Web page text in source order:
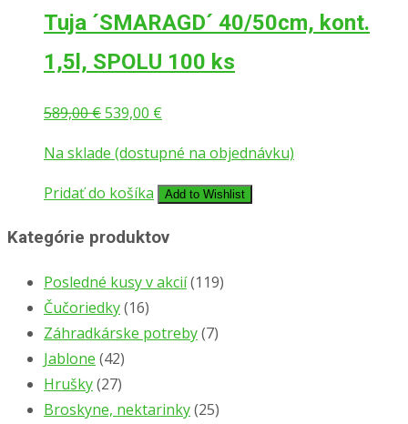
Tuja ´SMARAGD´ 40/50cm, kont.
1,5l, SPOLU 100 ks
589,00€Pôvodná
bola:
589,00 €.
539,00 €
je:
539,00 €.
Na sklade (dostupné na objednávku)
Pridať do košíka
Add to Wishlist
Kategórie produktov
Posledné kusy v akcií(119)
Čučoriedky(16)
Záhradkárske potreby(7)
Jablone (42)
Hrušky(27)
Broskyne, nektarinky(25)